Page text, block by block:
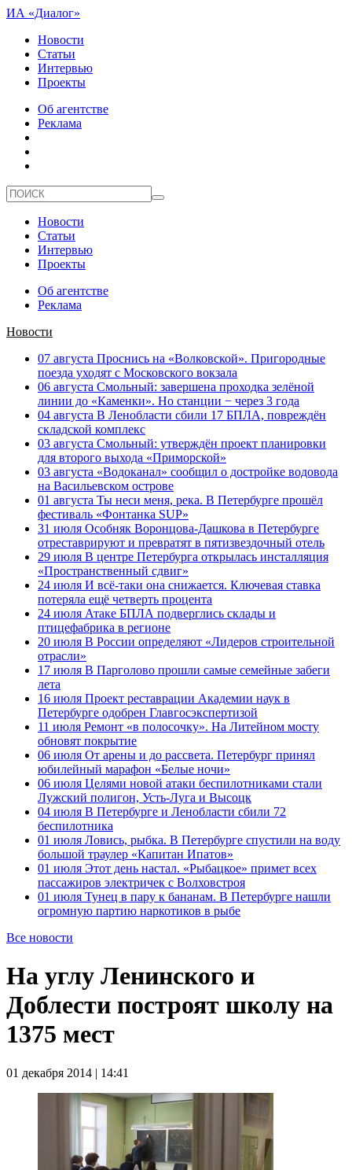
ИА «Диалог»
Новости
Статьи
Интервью
Проекты
Об агентстве
Реклама
Новости
Статьи
Интервью
Проекты
Об агентстве
Реклама
Новости
07 августа Проснись на «Волковской». Пригородные
поезда уходят с Московского вокзала
06 августа Смольный: завершена проходка зелёной
линии до «Каменки». Но станции − через 3 года
04 августа В Ленобласти сбили 17 БПЛА, повреждён
складской комплекс
03 августа Смольный: утверждён проект планировки
для второго выхода «Приморской»
03 августа «Водоканал» сообщил о достройке водовода
на Васильевском острове
01 августа Ты неси меня, река. В Петербурге прошёл
фестиваль «Фонтанка SUP»
31 июля Особняк Воронцова-Дашкова в Петербурге
отреставрируют и превратят в пятизвездочный отель
29 июля В центре Петербурга открылась инсталляция
«Пространственный сдвиг»
24 июля И всё-таки она снижается. Ключевая ставка
потеряла ещё четверть процента
24 июля Атаке БПЛА подверглись склады и
птицефабрика в регионе
20 июля В России определяют «Лидеров строительной
отрасли»
17 июля В Парголово прошли самые семейные забеги
лета
16 июля Проект реставрации Академии наук в
Петербурге одобрен Главгосэкспертизой
11 июля Ремонт «в полосочку». На Литейном мосту
обновят покрытие
06 июля От арены и до рассвета. Петербург принял
юбилейный марафон «Белые ночи»
06 июля Целями новой атаки беспилотниками стали
Лужский полигон, Усть-Луга и Высоцк
04 июля В Петербурге и Ленобласти сбили 72
беспилотника
01 июля Ловись, рыбка. В Петербурге спустили на воду
большой траулер «Капитан Ипатов»
01 июля Этот день настал. «Рыбацкое» примет всех
пассажиров электричек с Волховстроя
01 июля Тунец в пару к бананам. В Петербурге нашли
огромную партию наркотиков в рыбе
Все новости
На углу Ленинского и
Доблести построят школу на
1375 мест
01 декабря 2014 | 14:41